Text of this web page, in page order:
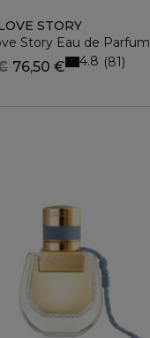
STORY
Story Eau de Parfum
76,50 € 4.8 81